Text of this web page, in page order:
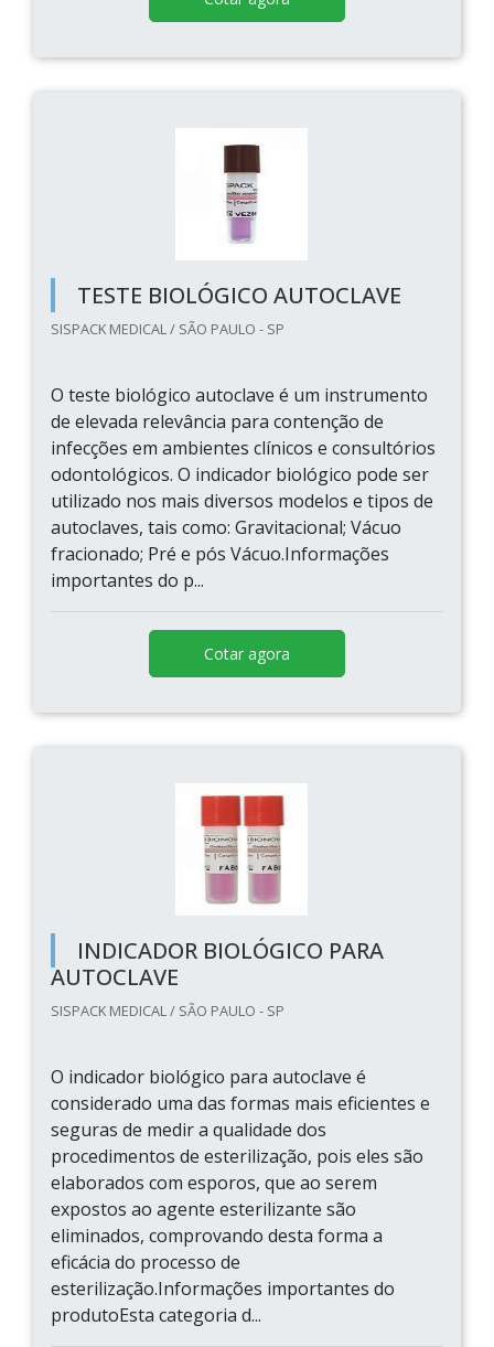
TESTE BIOLÓGICO AUTOCLAVE
SISPACK MEDICAL / SÃO PAULO - SP
O teste biológico autoclave é um instrumento
de elevada relevância para contenção de
infecções em ambientes clínicos e consultórios
odontológicos. O indicador biológico pode ser
utilizado nos mais diversos modelos e tipos de
autoclaves, tais como: Gravitacional; Vácuo
fracionado; Pré e pós Vácuo.Informações
importantes do p...
Cotar agora
INDICADOR BIOLÓGICO PARA
AUTOCLAVE
SISPACK MEDICAL / SÃO PAULO - SP
O indicador biológico para autoclave é
considerado uma das formas mais eficientes e
seguras de medir a qualidade dos
procedimentos de esterilização, pois eles são
elaborados com esporos, que ao serem
expostos ao agente esterilizante são
eliminados, comprovando desta forma a
eficácia do processo de
esterilização.Informações importantes do
produtoEsta categoria d...